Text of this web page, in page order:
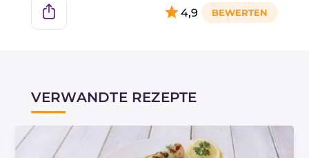
4,9
VERWANDTE REZEPTE